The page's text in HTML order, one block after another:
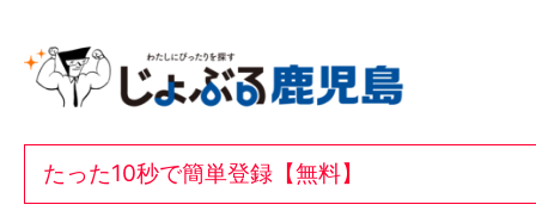
たった10秒で簡単登録【無料】